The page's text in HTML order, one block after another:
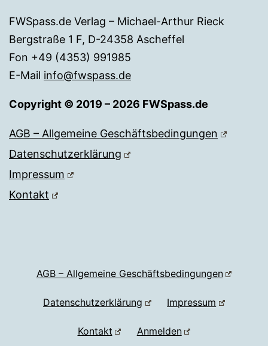
FWSpass.de Verlag – Michael-Arthur Rieck
Bergstraße 1 F, D-24358 Ascheffel
Fon +49 (4353) 991985
E-Mail info@fwspass.de
Copyright © 2019 – 2026 FWSpass.de
AGB – Allgemeine Geschäftsbedingungen
Datenschutzerklärung
Impressum
Kontakt
AGB – Allgemeine Geschäftsbedingungen
Datenschutzerklärung Impressum
Kontakt Anmelden